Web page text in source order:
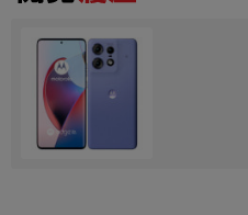
各項目のチェックボックスは「or検索」となります。